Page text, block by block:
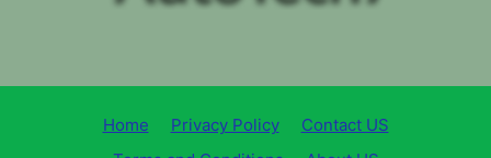
Home Privacy Policy
Contact US